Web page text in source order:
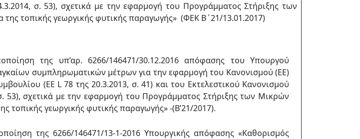
σ. 53), σχετικά με την εφαρμογή του Προγράμματος Στήριξης των
τοπικής γεωργικής φυτικής παραγωγής» (ΦΕΚ Β΄21/13.01.2017)
της υπ’αρ. 6266/146471/30.12.2016 απόφασης του Υπουργού
συμπληρωματικών μέτρων για την εφαρμογή του Κανονισμού (ΕΕ)
(ΕΕ L 78 της 20.3.2013, σ. 41) και του Εκτελεστικού Κανονισμού
53), σχετικά με την εφαρμογή του Προγράμματος Στήριξης των Μικρών
τοπικής γεωργικής φυτικής παραγωγής» -(Β’21/2017).
της 6266/146471/13-1-2016 Υπουργικής απόφασης «Καθορισμός